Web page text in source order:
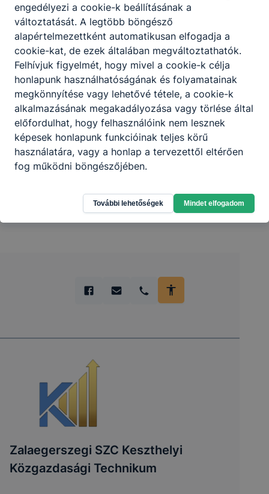
Hírek
1
Partnereink
Zalaegerszegi SZC Keszthelyi
Közgazdasági Technikum
engedélyezi a cookie-k beállításának a
változtatását. A legtöbb böngésző
alapértelmezettként automatikusan elfogadja a
cookie-kat, de ezek általában megváltoztathatók.
Felhívjuk figyelmét, hogy mivel a cookie-k célja
honlapunk használhatóságának és folyamatainak
megkönnyítése vagy lehetővé tétele, a cookie-k
alkalmazásának megakadályozása vagy törlése által
előfordulhat, hogy felhasználóink nem lesznek
képesek honlapunk funkcióinak teljes körű
használatára, vagy a honlap a tervezettől eltérően
fog működni böngészőjében.
További lehetőségek Mindet elfogadom